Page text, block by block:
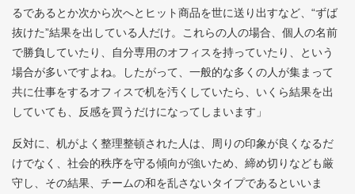
るであるとか次から次へとヒット商品を世に送り出すなど、“ずば
抜けた”結果を出している人だけ。これらの人の場合、個人の名前
で勝負していたり、自分専用のオフィスを持っていたり、という
場合が多いですよね。したがって、一般的な多くの人が集まって
共に仕事をするオフィスで机を汚くしていたら、いくら結果を出
していても、反感を買うだけになってしまいます」
反対に、机がよく整理整頓された人は、周りの印象が良くなるだ
けでなく、社会的秩序を守る傾向が強いため、締め切りなども厳
守し、その結果、チームの和を乱さないタイプであるといいま